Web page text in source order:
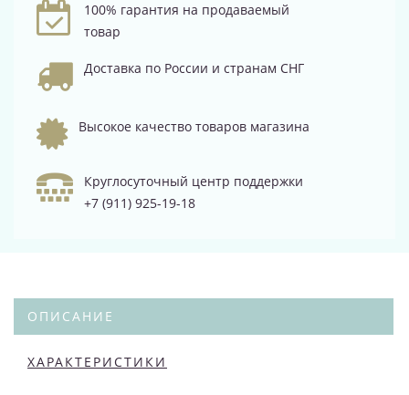
100% гарантия на продаваемый
товар
Доставка по России и странам СНГ
Высокое качество товаров магазина
Круглосуточный центр поддержки
+7 (911) 925-19-18
ОПИСАНИЕ
ХАРАКТЕРИСТИКИ